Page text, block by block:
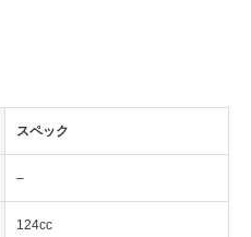
スペック
–
124cc